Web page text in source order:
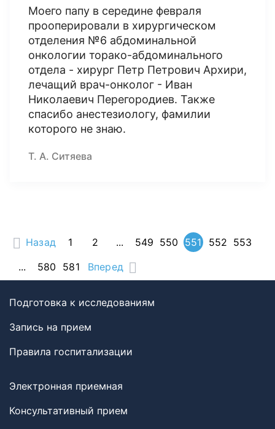
Моего папу в середине февраля
прооперировали в хирургическом
отделения №6 абдоминальной
онкологии торако-абдоминального
отдела - хирург Петр Петрович Архири,
лечащий врач-онколог - Иван
Николаевич Перегородиев. Также
спасибо анестезиологу, фамилии
которого не знаю.
Т. А. Ситяева
Назад 1 2 ... 549 550 551 552 553
...
580 581 Вперед
Подготовка к исследованиям
Запись на прием
Правила госпитализации
Электронная приемная
Консультативный прием